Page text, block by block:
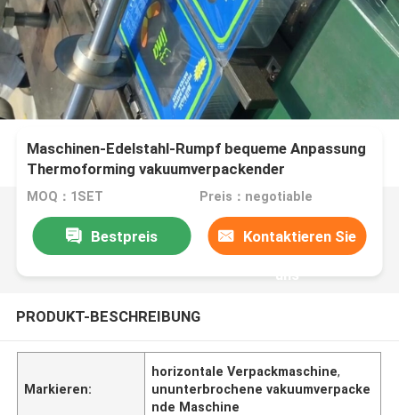
Maschinen-Edelstahl-Rumpf bequeme Anpassung
Thermoforming vakuumverpackender
MOQ：1SET Preis：negotiable
Bestpreis Kontaktieren Sie
uns
PRODUKT-BESCHREIBUNG
Markieren:
horizontale Verpackmaschine,
ununterbrochene vakuumverpacke
nde Maschine